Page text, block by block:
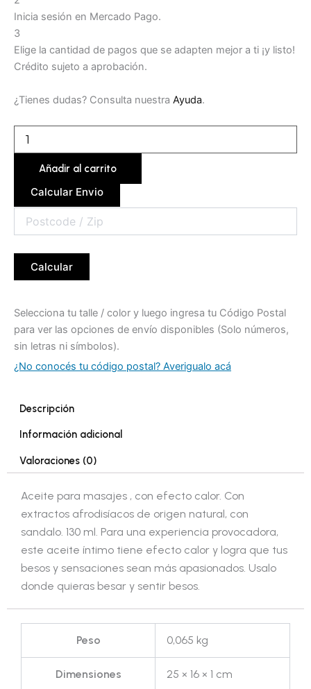
Inicia sesión en Mercado Pago.
3
Elige la cantidad de pagos que se adapten mejor a ti ¡y listo!
Crédito sujeto a aprobación.
¿Tienes dudas? Consulta nuestra Ayuda.
Añadir al carrito
Calcular Envio
Calcular
Selecciona tu talle / color y luego ingresa tu Código Postal
para ver las opciones de envío disponibles (Solo números,
sin letras ni símbolos).
¿No conocés tu código postal? Averigualo acá
Descripción
Información adicional
Valoraciones (0)
Aceite para masajes , con efecto calor. Con
extractos afrodisíacos de origen natural, con
sandalo. 130 ml. Para una experiencia provocadora,
este aceite íntimo tiene efecto calor y logra que tus
besos y sensaciones sean más apasionados. Usalo
donde quieras besar y sentir besos.
Peso 0,065 kg
Dimensiones 25 × 16 × 1 cm